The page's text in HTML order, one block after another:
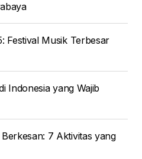
Festival Musik Terbesar
Indonesia yang Wajib
7 Aktivitas yang